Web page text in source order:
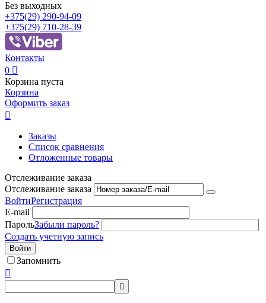
Без выходных
+375(29) 290-94-09
+375(29) 710-28-39
Контакты
0 
Корзина пуста
Корзина
Оформить заказ

Заказы
Список сравнения
Отложенные товары
Отслеживание заказа
Отслеживание заказа
ВойтиРегистрация
E-mail
ПарольЗабыли пароль?
Создать учетную запись
Войти
Запомнить

